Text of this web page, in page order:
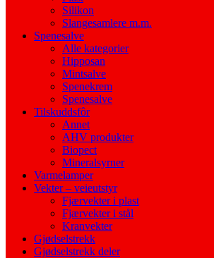
Silikon
Slangesamlere m.m.
Spenesalve
Alle kategorier
Hipposan
Mintsalve
Spenekrem
Spenesalve
Tilskuddsfôr
Annet
AHV produkter
Biopect
Mineralsyrner
Varmelamper
Vekter – veieutstyr
Fjærvekter i plast
Fjærvekter i stål
Kranvekter
Gjødselstrekk
Gjødselstrekk deler